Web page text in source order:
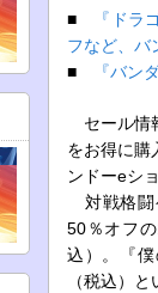
■
『ドラ
フなど、バ
■
『バン
セール情
をお得に
ンドーeシ
対戦格闘
50％オフ
込）。『
（税込）